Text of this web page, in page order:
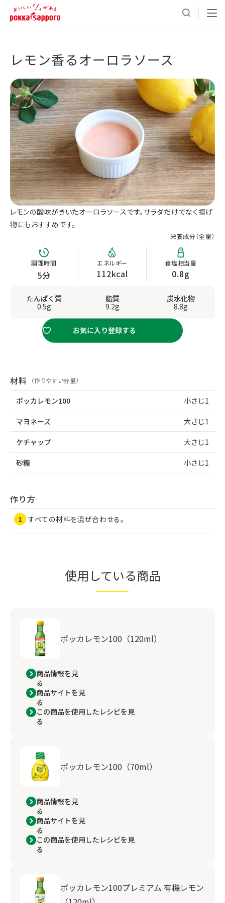
レモン香るオーロラソース
レモンの酸味がきいたオーロラソースです。サラダだけでなく揚げ
物にもおすすめです。
栄養成分（全量）
調理時間
5分
エネルギー
112kcal
食塩相当量
0.8g
たんぱく質
0.5g
脂質
9.2g
炭水化物
8.8g
お気に入り登録する
材料 （作りやすい分量）
ポッカレモン100 小さじ1
マヨネーズ 大さじ1
ケチャップ 大さじ1
砂糖 小さじ1
作り方
すべての材料を混ぜ合わせる。
使用している商品
ポッカレモン100（120ml）
商品情報を見
る
商品サイトを見
る
この商品を使用したレシピを見
る
ポッカレモン100（70ml）
商品情報を見
る
商品サイトを見
る
この商品を使用したレシピを見
る
ポッカレモン100プレミアム 有機レモン